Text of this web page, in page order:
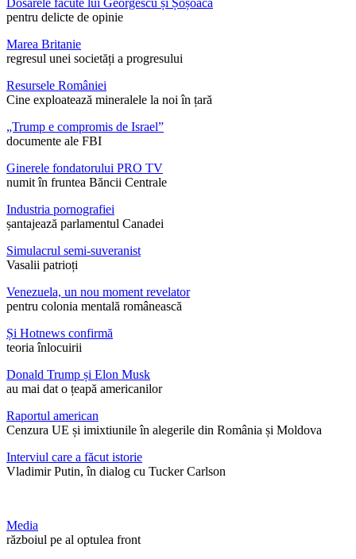
Dosarele făcute lui Georgescu și Șoșoacă
pentru delicte de opinie
Marea Britanie
regresul unei societăți a progresului
Resursele României
Cine exploatează mineralele la noi în țară
„Trump e compromis de Israel”
documente ale FBI
Ginerele fondatorului PRO TV
numit în fruntea Băncii Centrale
Industria pornografiei
șantajează parlamentul Canadei
Simulacrul semi-suveranist
Vasalii patrioți
Venezuela, un nou moment revelator
pentru colonia mentală românească
Și Hotnews confirmă
teoria înlocuirii
Donald Trump și Elon Musk
au mai dat o țeapă americanilor
Raportul american
Cenzura UE și imixtiunile în alegerile din România și Moldova
Interviul care a făcut istorie
Vladimir Putin, în dialog cu Tucker Carlson
Media
războiul pe al optulea front